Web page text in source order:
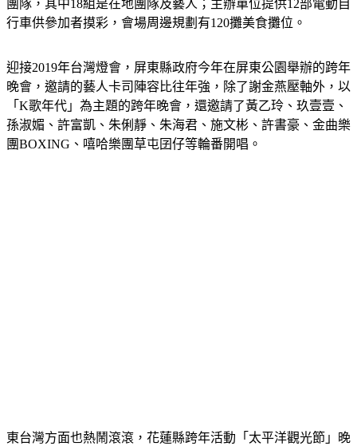
團隊，其中18組是在地團隊及藝人；主辦單位提供12部電動自
行車供參加者摸彩，會場周邊規劃有120攤美食攤位。
迎接2019年台灣燈會，屏東縣政府今年在屏東公園舉辦的跨年
晚會，邀請的藝人卡司陣容比往年強，除了謝金燕壓軸外，以
「K歌年代」為主題的跨年晚會，還邀請了黃乙玲、玖壹壹、
孫淑媚、許富凱、朱俐靜、朱海君、施文彬、許書豪、金曲樂
團BOXING、嘻哈樂團草屯囝仔等輪番開唱。
東台灣方面也熱鬧滾滾， 花蓮縣跨年活動「太平洋觀光節」晚